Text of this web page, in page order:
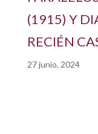
(1915) Y
RECIÉN
27 junio, 2024